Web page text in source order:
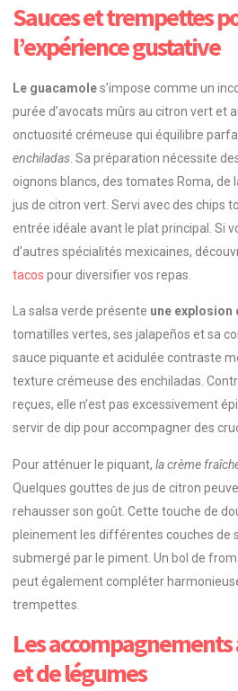
Sauces et trempettes
l’expérience gustative
Le guacamoles’impose comme un
purée d’avocats mûrs au citron vert et
onctuosité crémeuse qui équilibre
enchiladas . Sa préparation nécessite
oignons blancs, des tomates Roma, de
jus de citron vert. Servi avec des chips
entrée idéale avant le plat principal. Si
d’autres spécialités mexicaines,
tacos pour diversifier vos repas.
La salsa verde présente une explosion
tomatilles vertes, ses jalapeños et sa
sauce piquante et acidulée contraste
texture crémeuse des enchiladas.
reçues, elle n’est pas excessivement
servir de dip pour accompagner des
Pour atténuer le piquant, la crème
Quelques gouttes de jus de citron
rehausser son goût. Cette touche de
pleinement les différentes couches de
submergé par le piment. Un bol de
peut également compléter
trempettes.
Les accompagnements
et de légumes